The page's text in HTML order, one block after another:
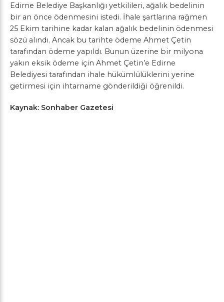
Edirne Belediye Başkanlığı yetkilileri, ağalık bedelinin
bir an önce ödenmesini istedi. İhale şartlarına rağmen
25 Ekim tarihine kadar kalan ağalık bedelinin ödenmesi
sözü alındı. Ancak bu tarihte ödeme Ahmet Çetin
tarafından ödeme yapıldı. Bunun üzerine bir milyona
yakın eksik ödeme için Ahmet Çetin’e Edirne
Belediyesi tarafından ihale hükümlülüklerini yerine
getirmesi için ihtarname gönderildiği öğrenildi.
Kaynak: Sonhaber Gazetesi